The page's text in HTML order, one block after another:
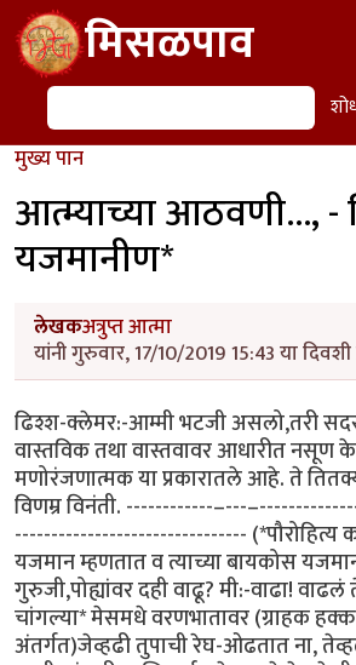
Skip to main contentमिसळपाव
शोध
मुख्य पान
आत्म्याच्या आठवणी...,
यजमानीण*
लेखकअत्रुप्त आत्मा
यांनी गुरुवार, 17/10/2019 15:43 या
ढिश्श-क्लेमर:-आम्मी भटजी असलो,तरी
वास्तविक तथा वास्तवावर आधारीत नसूण
मणोरंजणात्मक या प्रकारातले आहे. ते
विणम्र विनंती. ------------–---
-------------------------------- (*पौरोहित्य
यजमान म्हणतात व त्याच्या बायकोस
गुरुजी,पोह्यांवर दही वाढू? मी:-वाढा!
चांगल्या* मेसमधे वरणभातावर (ग्राहक हक्क
अंतर्गत)जेव्हढी तुपाची रेघ-ओढतात ना,